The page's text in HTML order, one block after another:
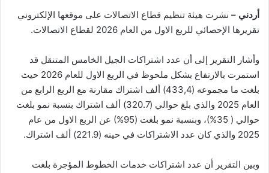
أردني – نشرت هيئة تنظيم قطاع الاتصالات على موقعها الإلكتروني
تقريرها الإحصائي للربع الاول من العام 2026 لقطاع الاتصالات.
وأشار التقرير إلى أن عدد اشتراكات الجيل الخامس المتنقل قد
استمرت بالارتفاع بشكل ملحوظ في الربع الاول للعام 2026 حيث
بلغت ما مجموعه (433,4) ألف اشتراك مقارنة مع الربع الرابع من
العام 2025 والذي بلغ حوالي (320.7) ألف اشتراك بنسبة نمو بلغت
حوالي ( 35%)، وبنسبة نمو بلغت (95%) عن الربع الاول من عام
2025 والذي كان عدد الاشتراكات في حينه (221.9) ألف اشتراك.
وبين التقرير أن عدد اشتراكات خدمات الخطوط المؤجرة بلغت